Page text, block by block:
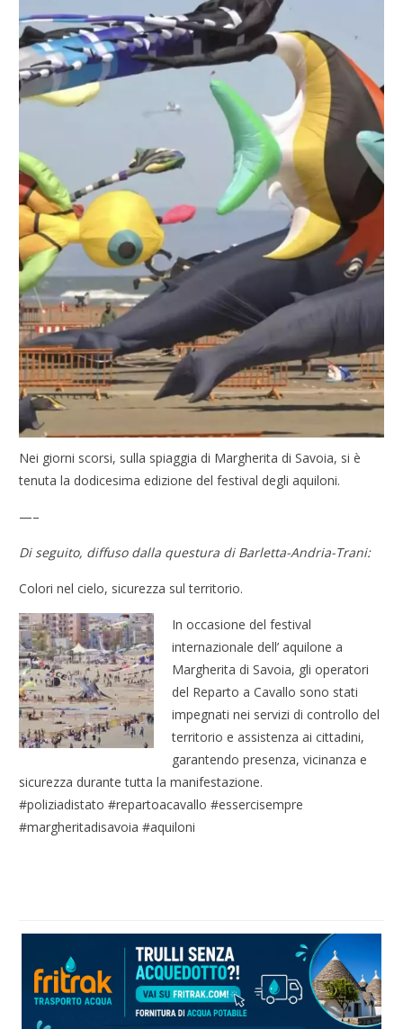
Nei giorni scorsi, sulla spiaggia di Margherita di Savoia, si è
tenuta la dodicesima edizione del festival degli aquiloni.
—–
Di seguito, diffuso dalla questura di Barletta-Andria-Trani:
Colori nel cielo, sicurezza sul territorio.
In occasione del festival
internazionale dell’ aquilone a
Margherita di Savoia, gli operatori
del Reparto a Cavallo sono stati
impegnati nei servizi di controllo del
territorio e assistenza ai cittadini,
garantendo presenza, vicinanza e
sicurezza durante tutta la manifestazione.
#poliziadistato #repartoacavallo #essercisempre
#margheritadisavoia #aquiloni